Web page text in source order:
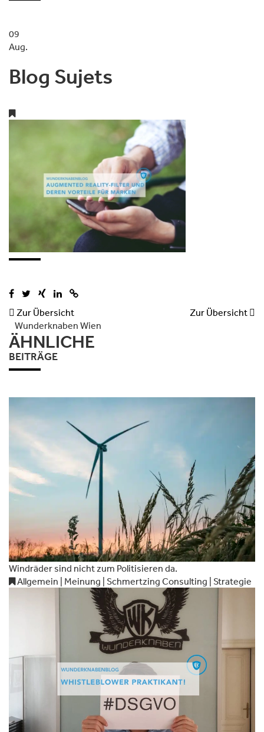
09
Aug.
Blog Sujets
 Zur Übersicht Zur Übersicht 
Wunderknaben Wien
ÄHNLICHE
BEITRÄGE
Windräder sind nicht zum Politisieren da.
Allgemein | Meinung | Schmertzing Consulting | Strategie